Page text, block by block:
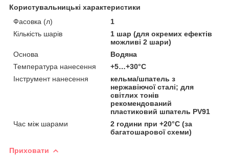
Користувальницькі характеристики
Фасовка (л)
1
Кількість шарів
1 шар (для окремих ефектів
можливі 2 шари)
Основа
Водяна
Температура нанесення
+5…+30°C
Інструмент нанесення
кельма/шпатель з
нержавіючої сталі; для
світлих тонів
рекомендований
пластиковий шпатель PV91
Час між шарами
2 години при +20°C (за
багатошарової схеми)
Приховати